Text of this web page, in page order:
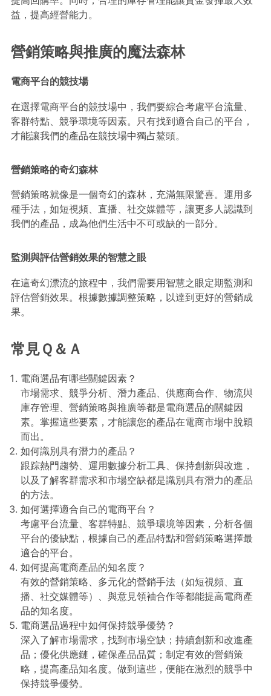
益，提高經營能力。
營銷策略與推廣的魔法森林
電商平台的競技場
在選擇電商平台的競技場中，我們要綜合考慮平台流量、
客群特點、競爭環境等因素。只有找到適合自己的平台，
才能讓我們的產品在競技場中獨占鰲頭。
營銷策略的奇幻森林
營銷策略就像是一個奇幻的森林，充滿無限驚喜。運用多
種手法，如短視頻、直播、社交媒體等，讓更多人認識到
我們的產品，成為他們生活中不可或缺的一部分。
監測與評估營銷效果的智慧之眼
在這奇幻漂流的旅程中，我們需要用智慧之眼定期監測和
評估營銷效果。根據數據調整策略，以達到更好的營銷成
果。
常見Ｑ＆Ａ
電商選品有哪些關鍵因素？
市場需求、競爭分析、潛力產品、供應商合作、物流與
庫存管理、營銷策略與推廣等都是電商選品的關鍵因
素。掌握這些要素，才能讓您的產品在電商市場中脫穎
而出。
如何識別具有潛力的產品？
跟踪熱門趨勢、運用數據分析工具、保持創新與改進，
以及了解客群需求和市場空缺都是識別具有潛力的產品
的方法。
如何選擇適合自己的電商平台？
考慮平台流量、客群特點、競爭環境等因素，分析各個
平台的優缺點，根據自己的產品特點和營銷策略選擇最
適合的平台。
如何提高電商產品的知名度？
有效的營銷策略、多元化的營銷手法（如短視頻、直
播、社交媒體等）、與意見領袖合作等都能提高電商產
品的知名度。
電商選品過程中如何保持競爭優勢？
深入了解市場需求，找到市場空缺；持續創新和改進產
品；優化供應鏈，確保產品品質；制定有效的營銷策
略，提高產品知名度。做到這些，便能在激烈的競爭中
保持競爭優勢。